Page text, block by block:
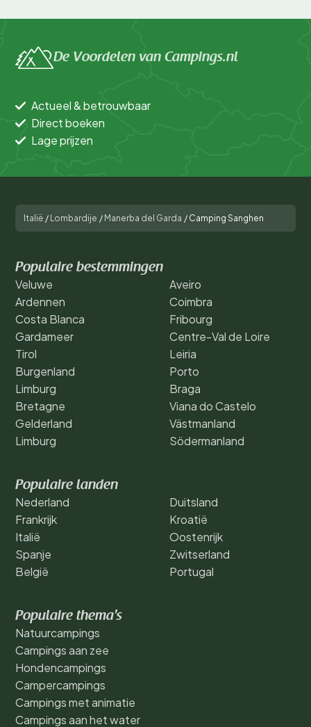
De Voordelen van Campings.nl
Actueel & betrouwbaar
Direct boeken
Lage prijzen
Italië / Lombardije / Manerba del Garda / Camping Sanghen
Populaire bestemmingen
Veluwe
Ardennen
Costa Blanca
Gardameer
Tirol
Burgenland
Limburg
Bretagne
Gelderland
Limburg
Aveiro
Coimbra
Fribourg
Centre-Val de Loire
Leiria
Porto
Braga
Viana do Castelo
Västmanland
Södermanland
Populaire landen
Nederland
Frankrijk
Italië
Spanje
België
Duitsland
Kroatië
Oostenrijk
Zwitserland
Portugal
Populaire thema's
Natuurcampings
Campings aan zee
Hondencampings
Campercampings
Campings met animatie
Campings aan het water